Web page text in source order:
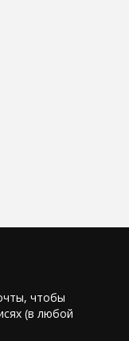
чтобы
(в любой